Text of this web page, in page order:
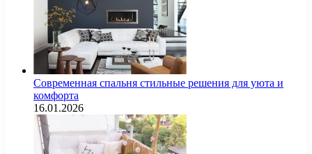
Современная спальня стильные решения для уюта и
комфорта
16.01.2026